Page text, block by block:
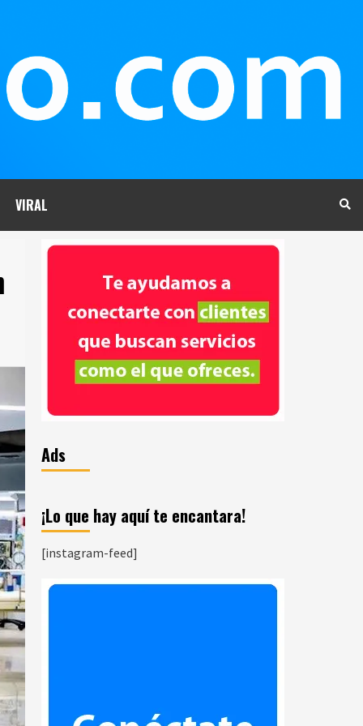
VIRAL
Ads
¡Lo que hay aquí te encantara!
[instagram-feed]